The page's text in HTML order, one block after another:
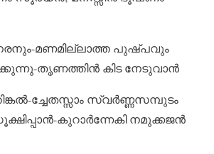
മണമില്ലാത്ത പുഷ്പവും
തൃണത്തിൻ കിട നേടുവാൻ
ച്ചേതസ്സാം സ്വർണ്ണസമ്പുടം
കുറാർന്നേകി നമുക്കജൻ